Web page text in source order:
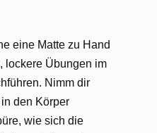
eine Matte zu Hand
lockere Übungen im
Nimm dir
den Körper
wie sich die